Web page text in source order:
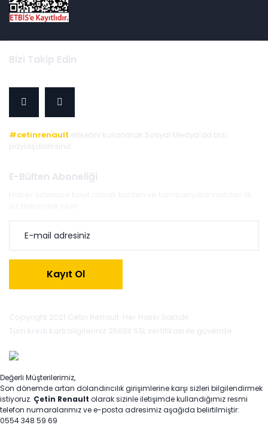
Bizi Takip Edin
#cetinrenault etiketini kullanarak Sosyal Medya'da bizi
paylaşabilirsiniz.
E-Bülten Aboneliği
Kayıt Ol
Copyright 2021 Cetin Renault. Her Hakkı Saklıdır.
Tüm kredi kartı bilgileriniz 256Bit SSL sertifikası ile güvende.
Değerli Müşterilerimiz,
Son dönemde artan dolandırıcılık girişimlerine karşı sizleri bilgilendirmek
istiyoruz. Çetin Renault olarak sizinle iletişimde kullandığımız resmi
telefon numaralarımız ve e-posta adresimiz aşağıda belirtilmiştir:
0554 348 59 69